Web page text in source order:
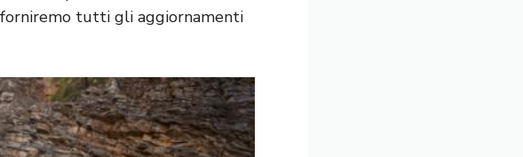
tutti gli aggiornamenti